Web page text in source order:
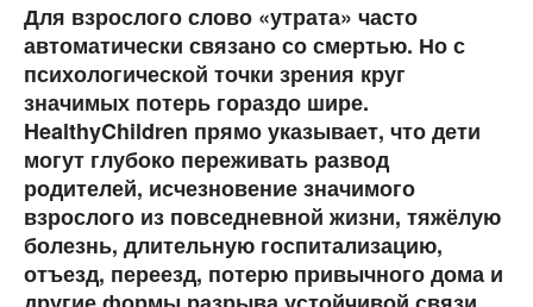
Для взрослого слово «утрата» часто
автоматически связано со смертью. Но с
психологической точки зрения круг
значимых потерь гораздо шире.
HealthyChildren прямо указывает, что дети
могут глубоко переживать развод
родителей, исчезновение значимого
взрослого из повседневной жизни, тяжёлую
болезнь, длительную госпитализацию,
отъезд, переезд, потерю привычного дома и